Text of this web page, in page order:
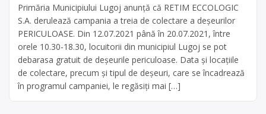
Primăria Municipiului Lugoj anunță că RETIM ECCOLOGIC
S.A. derulează campania a treia de colectare a deșeurilor
PERICULOASE. Din 12.07.2021 până în 20.07.2021, între
orele 10.30-18.30, locuitorii din municipiul Lugoj se pot
debarasa gratuit de deșeurile periculoase. Data și locațiile
de colectare, precum și tipul de deșeuri, care se încadrează
în programul campaniei, le regăsiți mai […]